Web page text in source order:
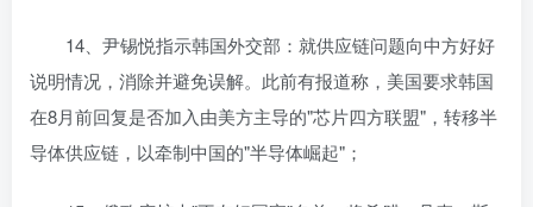
14、尹锡悦指示韩国外交部：就供应链问题向中方好好
说明情况，消除并避免误解。此前有报道称，美国要求韩国
在8月前回复是否加入由美方主导的"芯片四方联盟"，转移半
导体供应链，以牵制中国的"半导体崛起"；